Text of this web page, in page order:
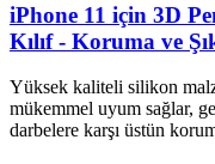
iPhone 11 için 3D
Kılıf - Koruma ve
Yüksek kaliteli silikon
mükemmel uyum sağlar,
darbelere karşı üstün